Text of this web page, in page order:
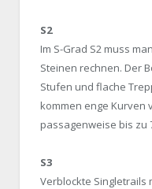
S2
Im S-Grad S2 muss
Steinen rechnen. Der
Stufen und flache
kommen enge Kurven
passagenweise bis zu
S3
Verblockte Singletrails